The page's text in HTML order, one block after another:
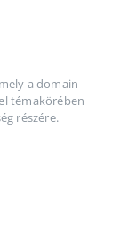
a domain
témakörében
részére.